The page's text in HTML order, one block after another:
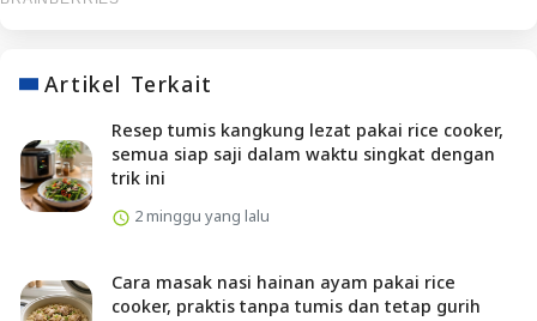
Artikel Terkait
Resep tumis kangkung lezat pakai rice cooker,
semua siap saji dalam waktu singkat dengan
trik ini
2 minggu yang lalu
Cara masak nasi hainan ayam pakai rice
cooker, praktis tanpa tumis dan tetap gurih